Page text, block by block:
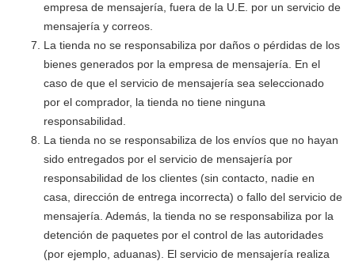
empresa de mensajería, fuera de la U.E. por un servicio de
mensajería y correos.
La tienda no se responsabiliza por daños o pérdidas de los
bienes generados por la empresa de mensajería. En el
caso de que el servicio de mensajería sea seleccionado
por el comprador, la tienda no tiene ninguna
responsabilidad.
La tienda no se responsabiliza de los envíos que no hayan
sido entregados por el servicio de mensajería por
responsabilidad de los clientes (sin contacto, nadie en
casa, dirección de entrega incorrecta) o fallo del servicio de
mensajería. Además, la tienda no se responsabiliza por la
detención de paquetes por el control de las autoridades
(por ejemplo, aduanas). El servicio de mensajería realiza